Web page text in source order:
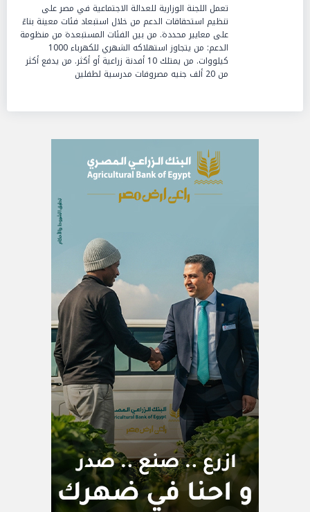
تعمل اللجنة الوزارية للعدالة الاجتماعية في مصر على
تنظيم استحقاقات الدعم من خلال استبعاد فئات معينة بناءً
على معايير محددة. من بين الفئات المستبعدة من منظومة
الدعم: من يتجاوز استهلاكه الشهري للكهرباء 1000
كيلووات. من يمتلك 10 أفدنة زراعية أو أكثر. من يدفع أكثر
من 20 ألف جنيه مصروفات مدرسية لطفلين